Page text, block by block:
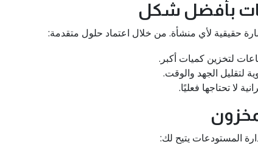
بأفضل شكل
حقيقية لأي منشأة. من خلال اعتماد حلول متقدمة:
لتخزين كميات أكبر.
لتقليل الجهد والوقت.
لا تحتاجها فعليًا.
المستودعات يتيح لك: